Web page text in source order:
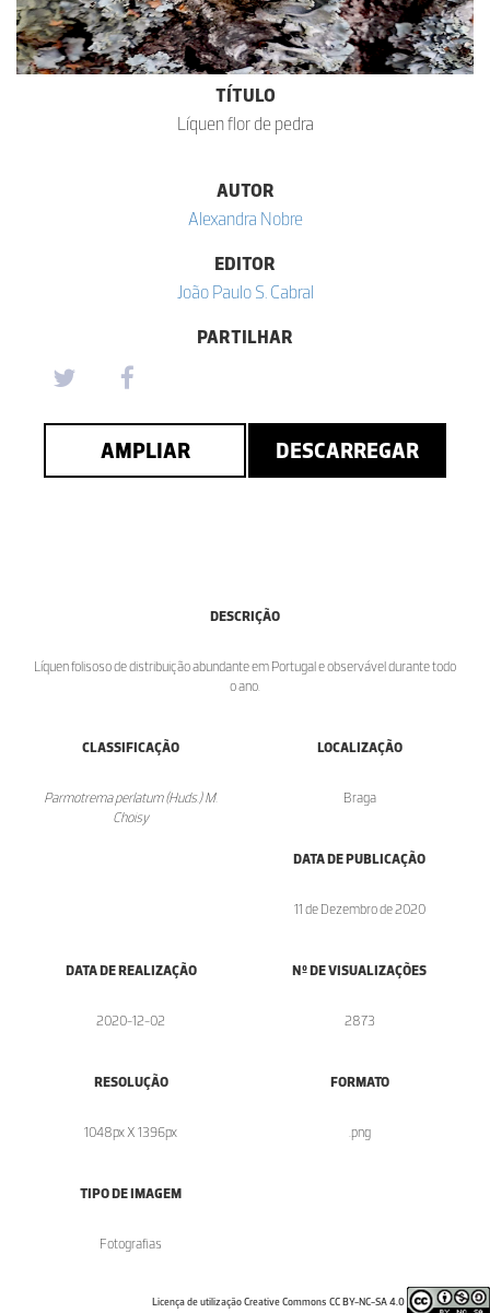
TÍTULO
Líquen flor de pedra
AUTOR
Alexandra Nobre
EDITOR
João Paulo S. Cabral
PARTILHAR
AMPLIAR DESCARREGAR
DESCRIÇÃO
Líquen folisoso de distribuição abundante em Portugal e observável durante todo
o ano.
CLASSIFICAÇÃO
Parmotrema perlatum (Huds.) M.
Choisy
LOCALIZAÇÃO
Braga
DATA DE PUBLICAÇÃO
11 de Dezembro de 2020
DATA DE REALIZAÇÃO
2020-12-02
Nº DE VISUALIZAÇÕES
2873
RESOLUÇÃO
1048px X 1396px
FORMATO
.png
TIPO DE IMAGEM
Fotografias
Licença de utilização Creative Commons CC BY-NC-SA 4.0